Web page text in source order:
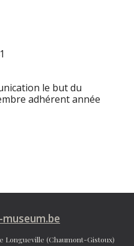
le but du
adhérent année
Longueville (Chaumont-Gistoux)